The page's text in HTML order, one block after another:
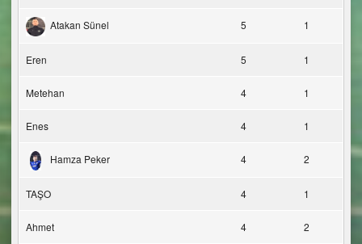
Atakan Sünel 5 1
Eren 5 1
Metehan 4 1
Enes 4 1
Hamza Peker 4 2
TAŞO 4 1
Ahmet 4 2